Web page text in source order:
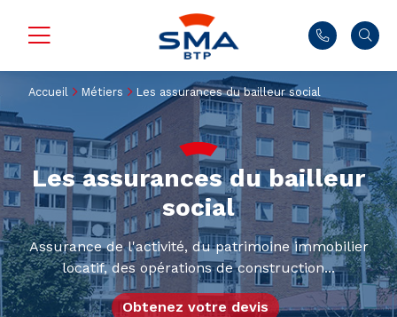
Accueil Métiers Les assurances du bailleur social
Les assurances du bailleur
social
Assurance de l'activité, du patrimoine immobilier
locatif, des opérations de construction...
Obtenez votre devis